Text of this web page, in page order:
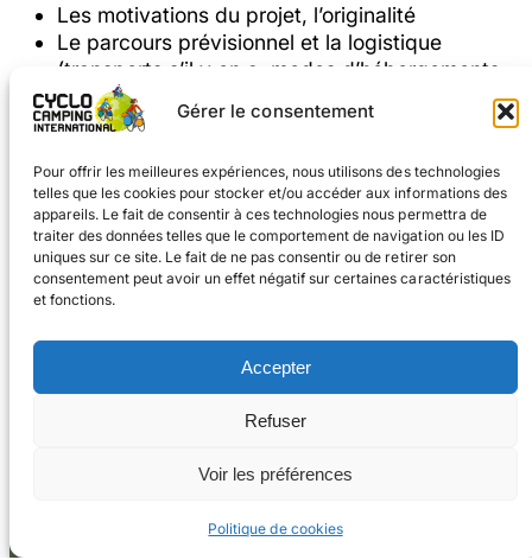
Gérer le consentement
Pour offrir les meilleures expériences, nous utilisons des technologies
telles que les cookies pour stocker et/ou accéder aux informations des
appareils. Le fait de consentir à ces technologies nous permettra de
traiter des données telles que le comportement de navigation ou les ID
uniques sur ce site. Le fait de ne pas consentir ou de retirer son
consentement peut avoir un effet négatif sur certaines caractéristiques
et fonctions.
Accepter
Refuser
Voir les préférences
Politique de cookies
Les motivations du projet, l’originalité
Le parcours prévisionnel et la logistique
(transports s’il y en a, modes d’hébergements
envisagés…)
Le matériel utilisé
l’apport de la bourse et son utilisation
Les moyens de communications prévus:
l’objectif de la bourse étant de promouvoir le
voyage à vélo, la communication autour du
projet est un plus
Facebook Instagram
#voyageàvélo